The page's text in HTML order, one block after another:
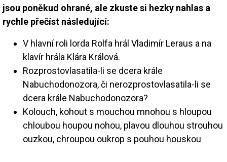
jsou poněkud ohrané, ale zkuste si hezky nahlas a
rychle přečíst následující:
V hlavní roli lorda Rolfa hrál Vladimír Leraus a na
klavír hrála Klára Králová.
Rozprostovlasatila-li se dcera krále
Nabuchodonozora, či nerozprostovlasatila-li se
dcera krále Nabuchodonozora?
Kolouch, kohout s mouchou mnohou s hloupou
chloubou houpou nohou, plavou dlouhou strouhou
ouzkou, chroupou oukrop s pouhou houskou